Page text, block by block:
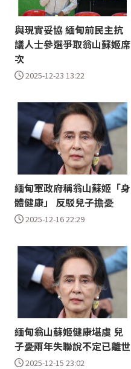
與現實妥協 緬甸前民主抗
議人士參選爭取翁山蘇姬席
次
2025-12-23 13:22
緬甸軍政府稱翁山蘇姬「身
體健康」 反駁兒子擔憂
2025-12-16 22:29
緬甸翁山蘇姬健康堪虞 兒
子憂兩年失聯說不定已離世
2025-12-15 23:02